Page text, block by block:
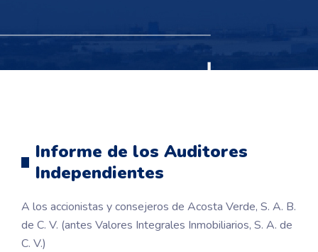
Informe de los Auditores
Independientes
A los accionistas y consejeros de Acosta Verde, S. A. B.
de C. V. (antes Valores Integrales Inmobiliarios, S. A. de
C. V.)